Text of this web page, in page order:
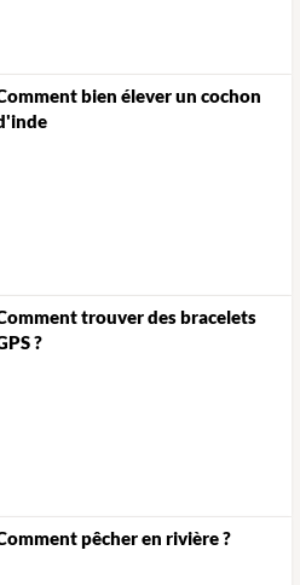
bien élever un cochon
trouver des bracelets
?
pêcher en rivière ?